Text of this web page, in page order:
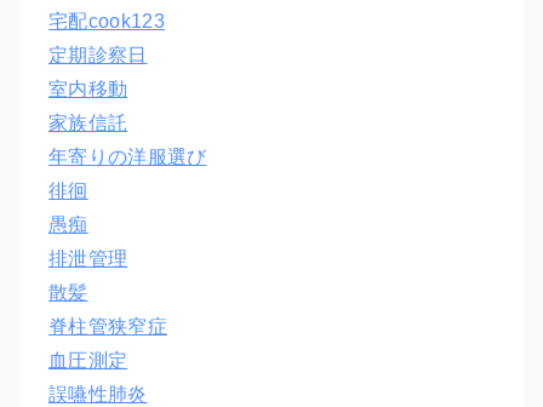
宅配cook123
定期診察日
室内移動
家族信託
年寄りの洋服選び
徘徊
愚痴
排泄管理
散髪
脊柱管狭窄症
血圧測定
誤嚥性肺炎